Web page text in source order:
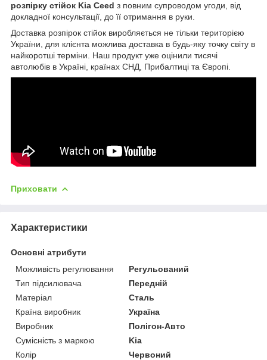
розпірку стійок Kia Ceed з повним супроводом угоди, від
докладної консультації, до її отримання в руки.
Доставка розпірок стійок виробляється не тільки територією
України, для клієнта можлива доставка в будь-яку точку світу в
найкоротші терміни. Наш продукт уже оцінили тисячі
автолюбів в Україні, країнах СНД, Прибалтиці та Європі.
Приховати
Характеристики
Основні атрибути
Можливість регулювання
Регульований
Тип підсилювача
Передній
Матеріал
Сталь
Країна виробник
Україна
Виробник
Полігон-Авто
Сумісність з маркою
Kia
Колір
Червоний